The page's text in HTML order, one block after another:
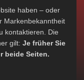
haben – oder
Markenbekanntheit
kontaktieren. Die
gilt: Je früher Sie
beide Seiten.